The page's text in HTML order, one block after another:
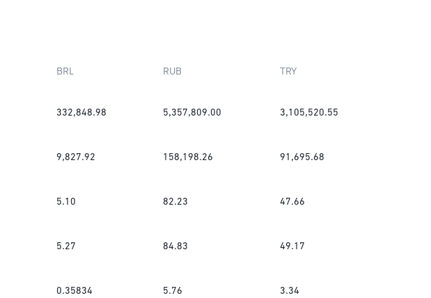
BRL RUB TRY
332,848.98 5,357,809.00 3,105,520.55
9,827.92 158,198.26 91,695.68
5.10 82.23 47.66
5.27 84.83 49.17
0.35834 5.76 3.34